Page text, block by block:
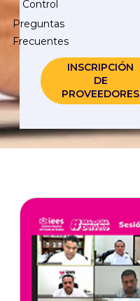
Control
Preguntas
Frecuentes
INSCRIPCIÓN
DE
PROVEEDORES